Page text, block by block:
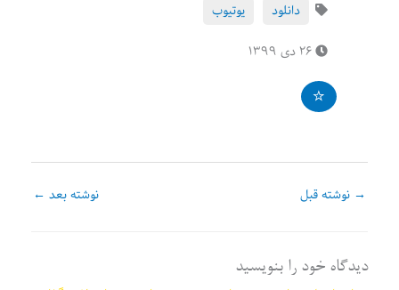
دانلود
یوتیوب
→ نوشته قبل نوشته بعد ←
دیدگاه‌ خود را بنویسید